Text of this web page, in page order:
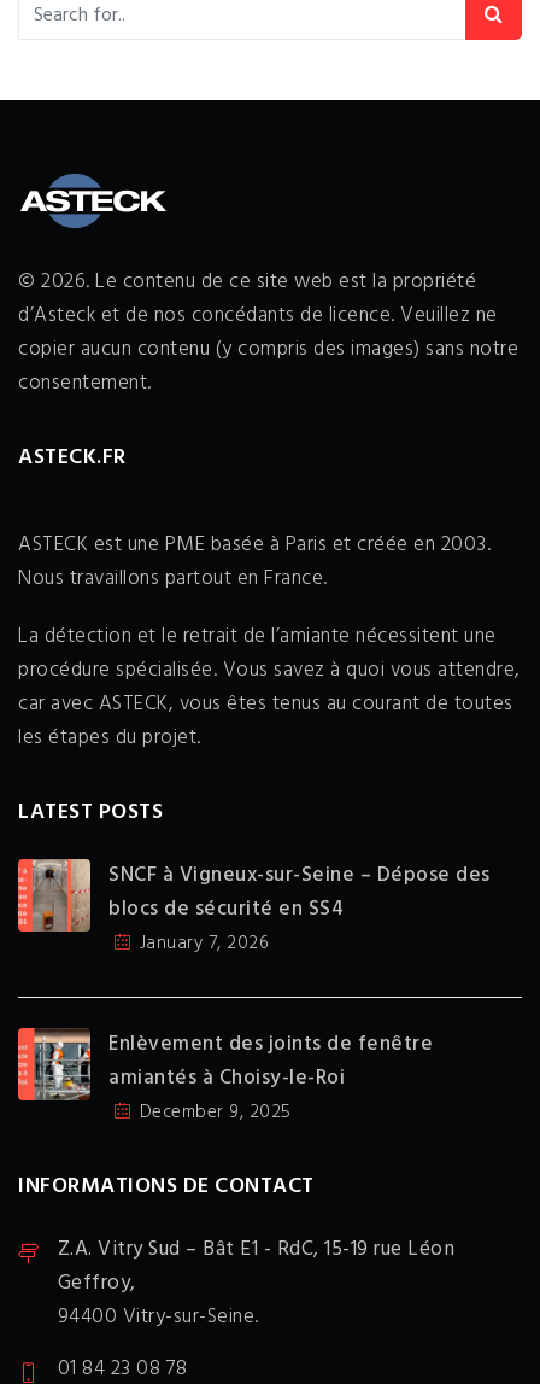
© 2026. Le contenu de ce site web est la propriété
d’Asteck et de nos concédants de licence. Veuillez ne
copier aucun contenu (y compris des images) sans notre
consentement.
ASTECK.FR
ASTECK est une PME basée à Paris et créée en 2003.
Nous travaillons partout en France.
La détection et le retrait de l’amiante nécessitent une
procédure spécialisée. Vous savez à quoi vous attendre,
car avec ASTECK, vous êtes tenus au courant de toutes
les étapes du projet.
LATEST POSTS
SNCF à Vigneux-sur-Seine – Dépose des
blocs de sécurité en SS4
January 7, 2026
Enlèvement des joints de fenêtre
amiantés à Choisy-le-Roi
December 9, 2025
INFORMATIONS DE CONTACT
Z.A. Vitry Sud – Bât E1 - RdC, 15-19 rue Léon
Geffroy,
94400 Vitry-sur-Seine.
01 84 23 08 78